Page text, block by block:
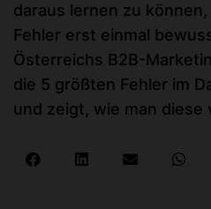
daraus lernen zu
Fehler erst einmal
Österreichs B2B-
die 5 größten Fehler im
und zeigt, wie man diese